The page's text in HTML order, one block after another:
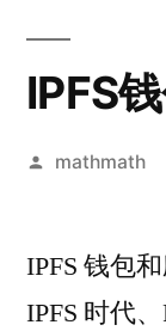
IPFS
Posted
mathmath
IPFS 钱包
IPFS 时代